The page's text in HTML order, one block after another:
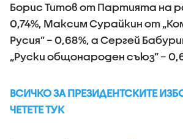
Борис Титов от Партията на
0,74%, Максим Сурайкин от
Русия” – 0,68%, а Сергей
„Руски общонароден съюз” –
ВСИЧКО ЗА ПРЕЗИДЕНТСКИТЕ
ЧЕТЕТЕ ТУК